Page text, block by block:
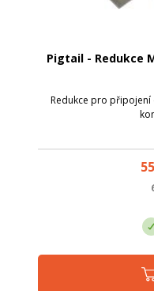
Pigtail - Redukce
Redukce pro připojení
55